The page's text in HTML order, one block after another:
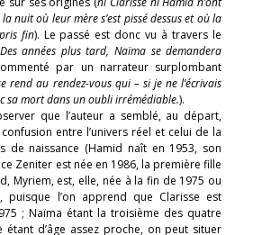
nuit où leur mère s’est pissé dessus et où la
fin). Le passé est donc vu à travers le
Des années plus tard, Naïma se demandera
par un narrateur surplombant
rend au rendez-vous qui – si je ne l’écrivais
sa mort dans un oubli irrémédiable.).
que l’auteur a semblé, au départ,
entre l’univers réel et celui de la
de naissance (Hamid naît en 1953, son
Zeniter est née en 1986, la première fille
Myriem, est, elle, née à la fin de 1975 ou
puisque l’on apprend que Clarisse est
; Naïma étant la troisième des quatre
d’âge assez proche, on peut situer